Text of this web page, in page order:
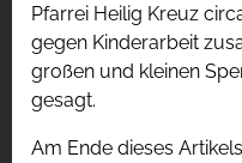
Pfarrei Heilig Kreuz
gegen Kinderarbeit
großen und kleinen
gesagt.
Am Ende dieses